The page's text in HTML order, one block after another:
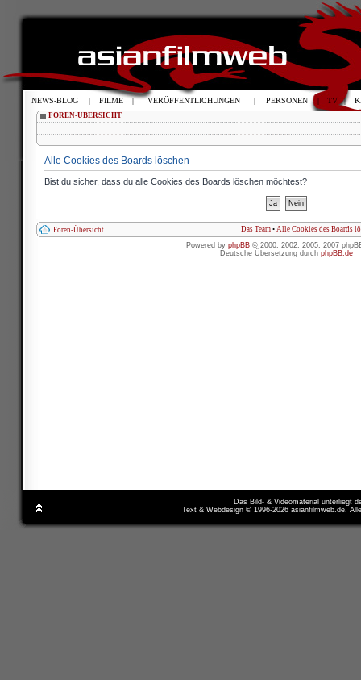
FOREN-ÜBERSICHT
Alle Cookies des Boards löschen
Bist du sicher, dass du alle Cookies des Boards löschen möchtest?
Foren-Übersicht Das Team • Alle Cookies des Boards
Powered by phpBB © 2000, 2002, 2005, 2007
Deutsche Übersetzung durch phpBB.de
Das Bild- & Videomaterial unterliegt
Text & Webdesign © 1996-2026 asianfilmweb.de.
NEWS-BLOG | FILME | VERÖFFENTLICHUNGEN | PERSONEN | TV |